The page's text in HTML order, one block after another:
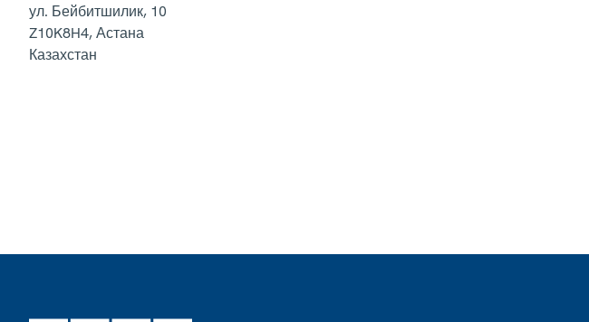
ул. Бейбитшилик, 10
Z10K8H4,Астана
Казахстан